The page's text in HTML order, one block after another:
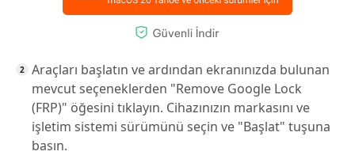
Araçları başlatın ve ardından ekranınızda bulunan
mevcut seçeneklerden "Remove Google Lock
(FRP)" öğesini tıklayın. Cihazınızın markasını ve
işletim sistemi sürümünü seçin ve "Başlat" tuşuna
basın.